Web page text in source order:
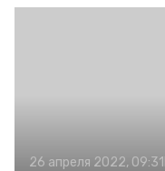
26 апреля 2022, 09:31